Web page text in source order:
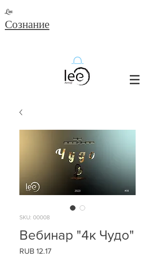
Lee
Сознание
SKU: 00008
Вебинар "4к Чудо"
RUB 12.17Price